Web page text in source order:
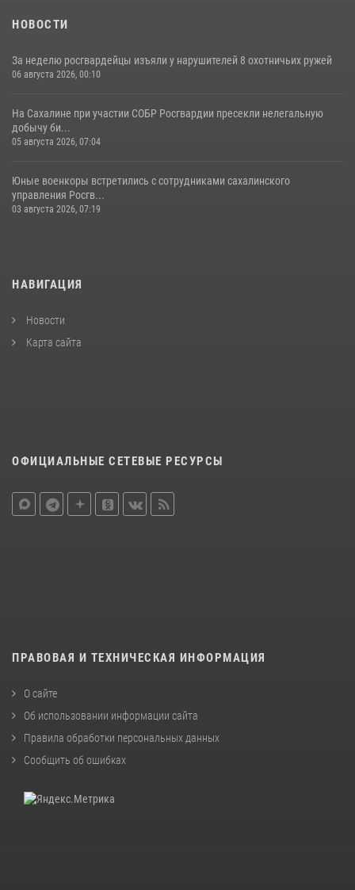
НОВОСТИ
За неделю росгвардейцы изъяли у нарушителей 8 охотничьих ружей
06 августа 2026, 00:10
На Сахалине при участии СОБР Росгвардии пресекли нелегальную
добычу би...
05 августа 2026, 07:04
Юные военкоры встретились с сотрудниками сахалинского
управления Росгв...
03 августа 2026, 07:19
НАВИГАЦИЯ
Новости
Карта сайта
ОФИЦИАЛЬНЫЕ СЕТЕВЫЕ РЕСУРСЫ
ПРАВОВАЯ И ТЕХНИЧЕСКАЯ ИНФОРМАЦИЯ
О сайте
Об использовании информации сайта
Правила обработки персональных данных
Сообщить об ошибках